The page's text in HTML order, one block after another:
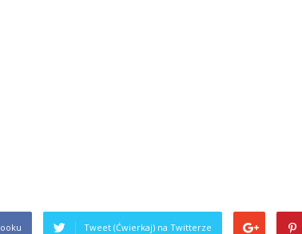
Tweet (Ćwierkaj) na Twitterze